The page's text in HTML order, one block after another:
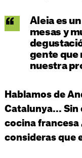
Aleia es
mesas y
gente que
nuestra
Hablamos de
Catalunya... Sin
cocina francesa
consideras que